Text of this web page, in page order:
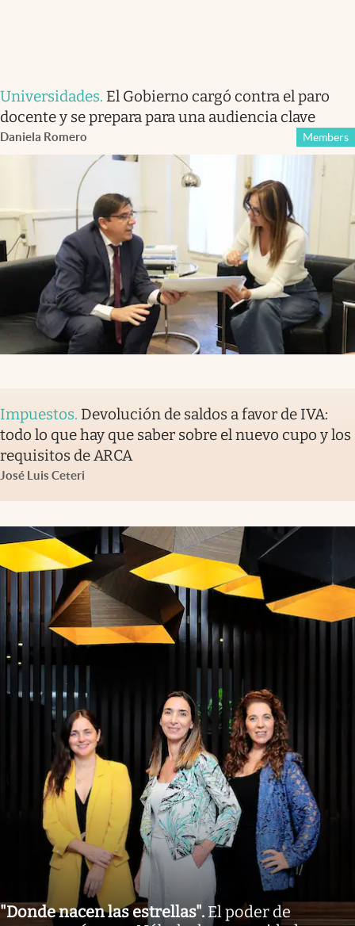
Universidades. El Gobierno cargó contra el paro
docente y se prepara para una audiencia clave
Daniela Romero Members
Impuestos. Devolución de saldos a favor de IVA:
todo lo que hay que saber sobre el nuevo cupo y los
requisitos de ARCA
José Luis Ceteri
"Donde nacen las estrellas". El poder de